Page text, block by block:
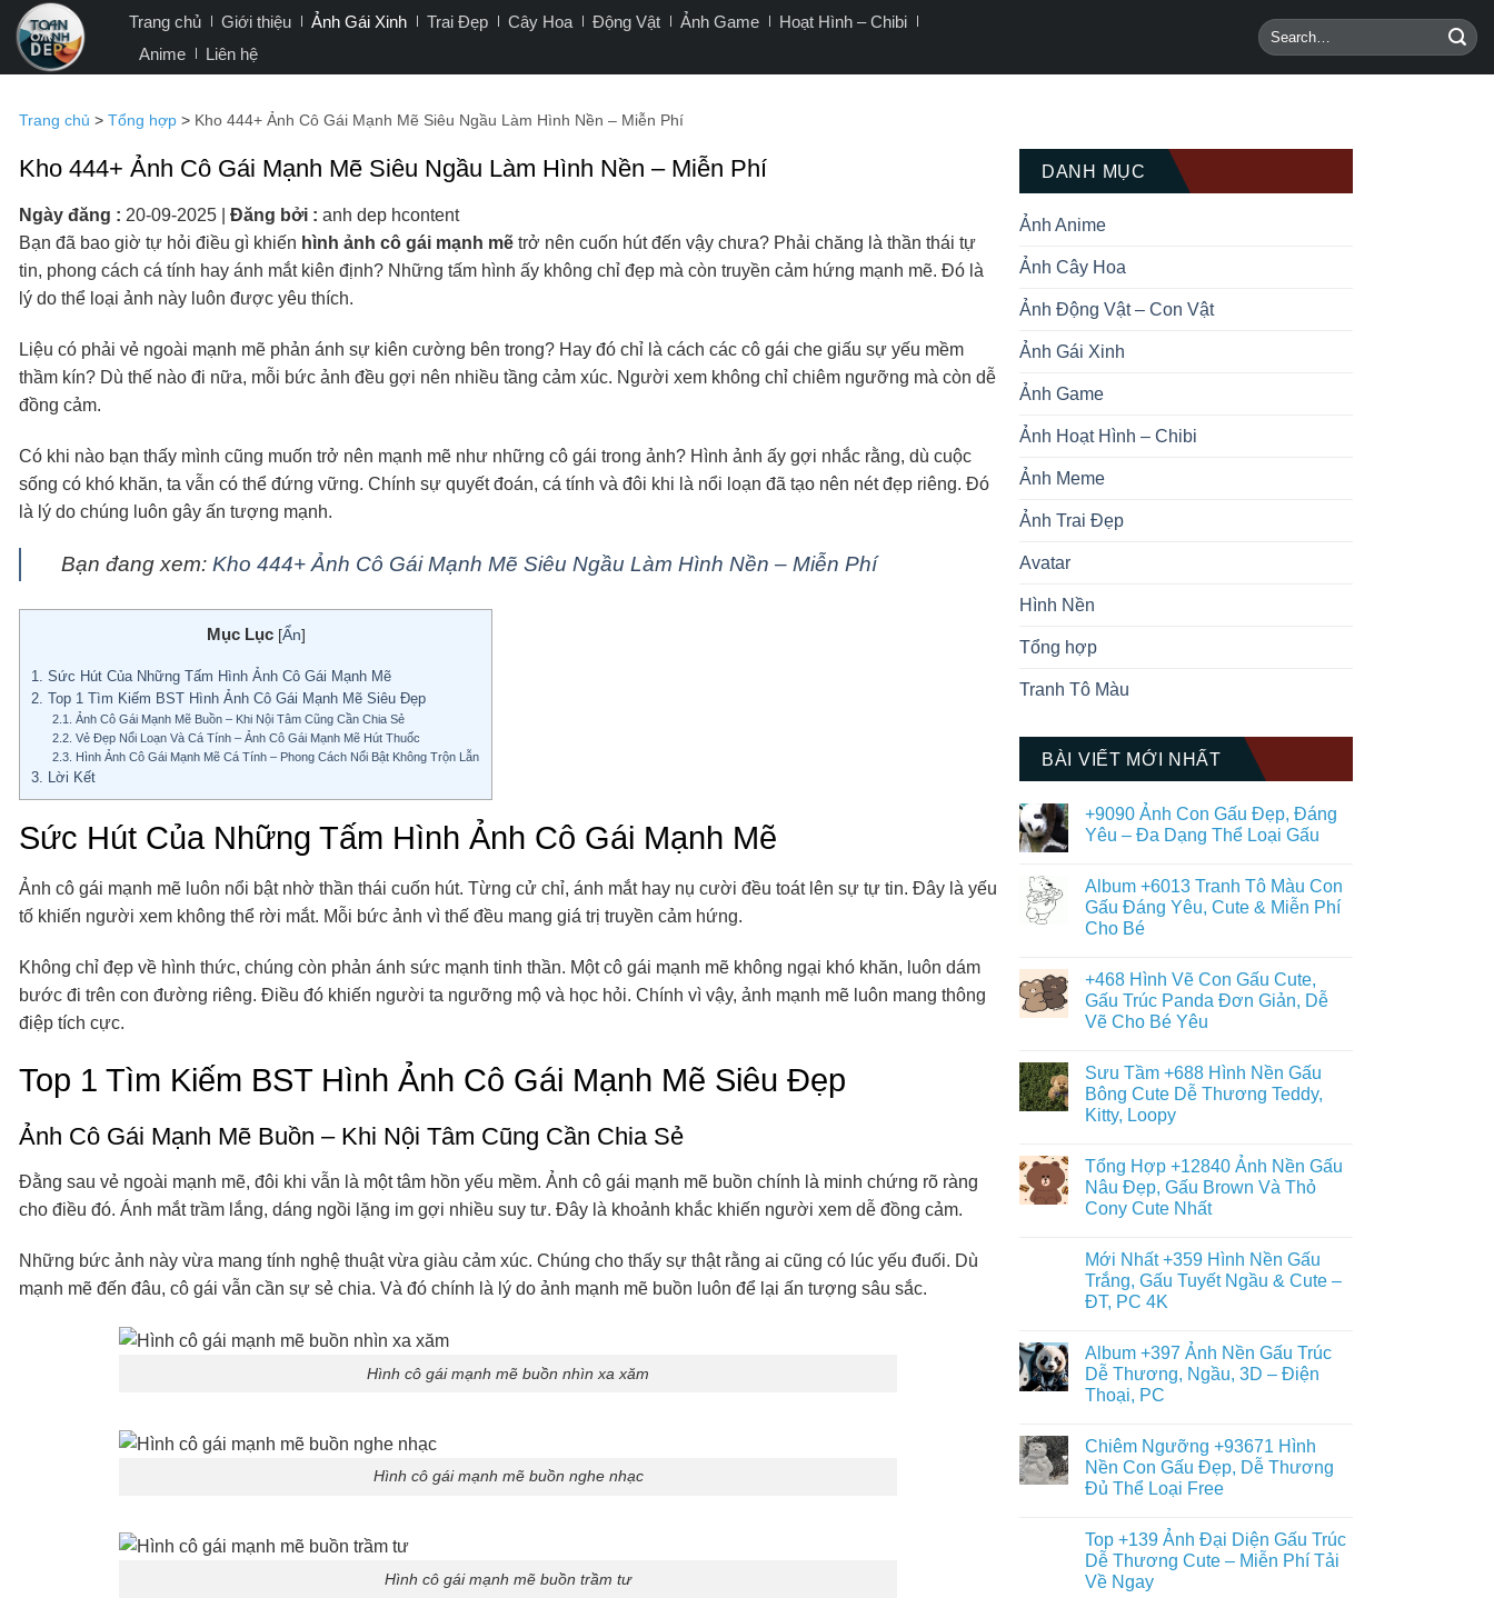
qua
Trang chủ Giới thiệu Ảnh Gái Xinh Trai Đẹp Cây Hoa Động Vật Ảnh Game
Hoạt Hình – Chibi
Anime
Liên hệ
Trang chủ > Tổng hợp > Kho 444+ Ảnh Cô Gái Mạnh Mẽ Siêu Ngầu Làm Hình Nền – Miễn Phí
Kho 444+ Ảnh Cô Gái Mạnh Mẽ Siêu Ngầu Làm Hình Nền – Miễn Phí
Ngày đăng : 20-09-2025 Đăng bởi : anh dep hcontent
Bạn đã bao giờ tự hỏi điều gì khiến hình ảnh cô gái mạnh mẽ trở nên cuốn hút đến vậy chưa? Phải chăng là thần thái tự
tin, phong cách cá tính hay ánh mắt kiên định? Những tấm hình ấy không chỉ đẹp mà còn truyền cảm hứng mạnh mẽ. Đó là
lý do thể loại ảnh này luôn được yêu thích.
Liệu có phải vẻ ngoài mạnh mẽ phản ánh sự kiên cường bên trong? Hay đó chỉ là cách các cô gái che giấu sự yếu mềm
thầm kín? Dù thế nào đi nữa, mỗi bức ảnh đều gợi nên nhiều tầng cảm xúc. Người xem không chỉ chiêm ngưỡng mà còn dễ
đồng cảm.
Có khi nào bạn thấy mình cũng muốn trở nên mạnh mẽ như những cô gái trong ảnh? Hình ảnh ấy gợi nhắc rằng, dù cuộc
sống có khó khăn, ta vẫn có thể đứng vững. Chính sự quyết đoán, cá tính và đôi khi là nổi loạn đã tạo nên nét đẹp riêng. Đó
là lý do chúng luôn gây ấn tượng mạnh.
Bạn đang xem: Kho 444+ Ảnh Cô Gái Mạnh Mẽ Siêu Ngầu Làm Hình Nền – Miễn Phí
Mục Lục [Ẩn]
1.
Sức Hút Của Những Tấm Hình Ảnh Cô Gái Mạnh Mẽ
2. Top 1 Tìm Kiếm BST Hình Ảnh Cô Gái Mạnh Mẽ Siêu Đẹp
2.1.
Ảnh Cô Gái Mạnh Mẽ Buồn – Khi Nội Tâm Cũng Cần Chia Sẻ
2.2. Vẻ Đẹp Nổi Loạn Và Cá Tính – Ảnh Cô Gái Mạnh Mẽ Hút Thuốc
2.3. Hình Ảnh Cô Gái Mạnh Mẽ Cá Tính – Phong Cách Nổi Bật Không Trộn Lẫn
3. Lời Kết
Sức Hút Của Những Tấm Hình Ảnh Cô Gái Mạnh Mẽ
Ảnh cô gái mạnh mẽ luôn nổi bật nhờ thần thái cuốn hút. Từng cử chỉ, ánh mắt hay nụ cười đều toát lên sự tự tin. Đây là yếu
tố khiến người xem không thể rời mắt. Mỗi bức ảnh vì thế đều mang giá trị truyền cảm hứng.
Không chỉ đẹp về hình thức, chúng còn phản ánh sức mạnh tinh thần. Một cô gái mạnh mẽ không ngại khó khăn, luôn dám
bước đi trên con đường riêng. Điều đó khiến người ta ngưỡng mộ và học hỏi. Chính vì vậy, ảnh mạnh mẽ luôn mang thông
điệp tích cực.
Top 1 Tìm Kiếm BST Hình Ảnh Cô Gái Mạnh Mẽ Siêu Đẹp
Ảnh Cô Gái Mạnh Mẽ Buồn – Khi Nội Tâm Cũng Cần Chia Sẻ
Đằng sau vẻ ngoài mạnh mẽ, đôi khi vẫn là một tâm hồn yếu mềm. Ảnh cô gái mạnh mẽ buồn chính là minh chứng rõ ràng
cho điều đó. Ánh mắt trầm lắng, dáng ngồi lặng im gợi nhiều suy tư. Đây là khoảnh khắc khiến người xem dễ đồng cảm.
Những bức ảnh này vừa mang tính nghệ thuật vừa giàu cảm xúc. Chúng cho thấy sự thật rằng ai cũng có lúc yếu đuối. Dù
mạnh mẽ đến đâu, cô gái vẫn cần sự sẻ chia. Và đó chính là lý do ảnh mạnh mẽ buồn luôn để lại ấn tượng sâu sắc.
Hình cô gái mạnh mẽ buồn nhìn xa xăm
Hình cô gái mạnh mẽ buồn nghe nhạc
Hình cô gái mạnh mẽ buồn trầm tư
DANH MỤC
Ảnh Anime
Ảnh Cây Hoa
Ảnh Động Vật – Con Vật
Ảnh Gái Xinh
Ảnh Game
Ảnh Hoạt Hình – Chibi
Ảnh Meme
Ảnh Trai Đẹp
Avatar
Hình Nền
Tổng hợp
Tranh Tô Màu
BÀI VIẾT MỚI NHẤT
+9090 Ảnh Con Gấu Đẹp, Đáng
Yêu – Đa Dạng Thể Loại Gấu
bình
luận
ở
+9090
Gấu
Đẹp,
Đáng
Yêu
–
Thể
Loại
Gấu
Album +6013 Tranh Tô Màu Con
Gấu Đáng Yêu, Cute & Miễn Phí
Cho Bé
bình
luận
ở
Album
Tô
Màu
Con
Gấu
Đáng
Miễn
Phí
Cho
+468 Hình Vẽ Con Gấu Cute,
Gấu Trúc Panda Đơn Giản, Dễ
Vẽ Cho Bé Yêu
bình
luận
ở
+468
Con
Gấu
Cute,
Gấu
Trúc
Giản,
Dễ
Vẽ
Cho
Sưu Tầm +688 Hình Nền Gấu
Bông Cute Dễ Thương Teddy,
Kitty, Loopy
bình
luận
ở
Sưu
Hình
Nền
Gấu
Bông
Cute
Teddy,
Kitty,
Loopy
Tổng Hợp +12840 Ảnh Nền Gấu
Nâu Đẹp, Gấu Brown Và Thỏ
Cony Cute Nhất
bình
luận
ở
Tổng
Ảnh
Nền
Gấu
Nâu
Đẹp,
Và
Thỏ
Cony
Cute
Mới Nhất +359 Hình Nền Gấu
Trắng, Gấu Tuyết Ngầu & Cute –
ĐT, PC 4K
bình
luận
ở
Mới
Hình
Nền
Gấu
Trắng,
Gấu
Cute
–
ĐT,
Album +397 Ảnh Nền Gấu Trúc
Dễ Thương, Ngầu, 3D – Điện
Thoại, PC
bình
luận
ở
Album
Nền
Gấu
Trúc
Dễ
Thương,
Chiêm Ngưỡng +93671 Hình
Nền Con Gấu Đẹp, Dễ Thương
Đủ Thể Loại Free
bình
luận
ở
Chiêm
Top +139 Ảnh Đại Diện Gấu Trúc
Dễ Thương Cute – Miễn Phí Tải
Về Ngay